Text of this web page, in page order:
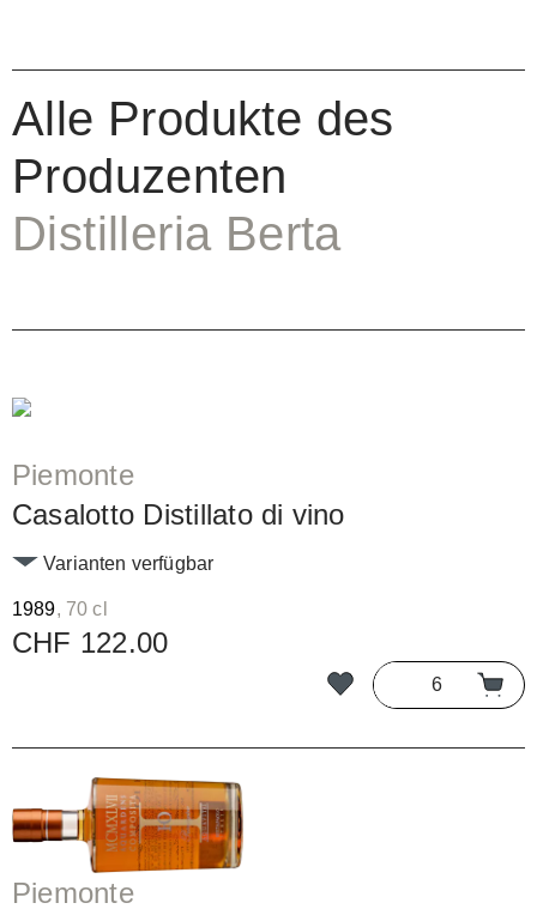
Alle Produkte des
Produzenten
Distilleria Berta
Piemonte
Casalotto Distillato di vino
1989, 70 cl
Varianten verfügbar
CHF 122.00
Piemonte